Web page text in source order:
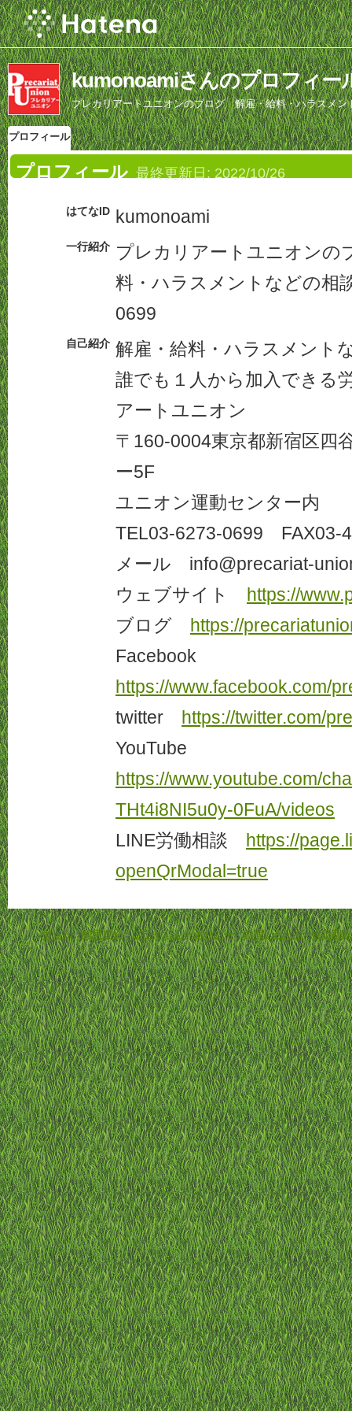
kumonoamiさんのプロフィー
プレカリアートユニオンのブログ 解雇・給料・ハラスメン
プロフィール
プロフィール 最終更新日: 2022/10/26
はてなID kumonoami
一行紹介 プレカリアートユニオン
料・ハラスメントなどの相
0699
自己紹介 解雇・給料・ハラスメント
誰でも１人から加入でき
アートユニオン
〒160-0004東京都新宿区四
ー5F
ユニオン運動センター内
TEL03-6273-0699 FAX03-
メール info@precariat-
ウェブサイト
https://
ブログ
https://
Facebook
https://www.facebook.com/
twitter
https://twitter.com/
YouTube
https://www.youtube.com/
THt4i8NI5u0y-0FuA/videos
LINE労働相談
https://
openQrModal=true
ホーム-利用規約-プライバシーポリシー-お問い合わせ-特定商